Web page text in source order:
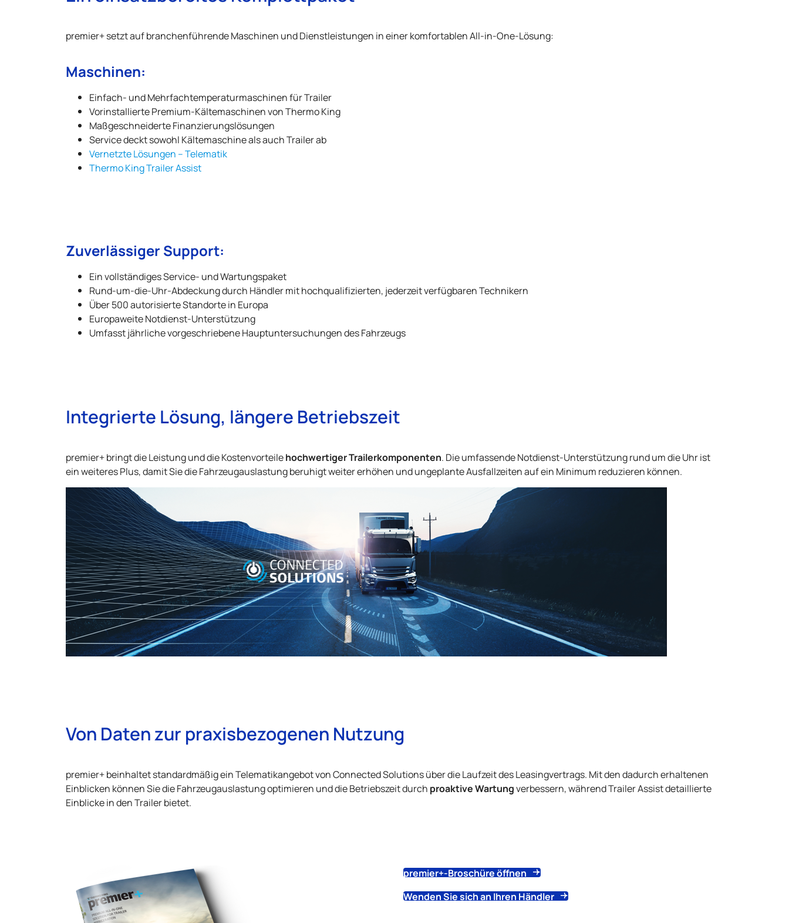
premier+ setzt auf branchenführende Maschinen und Dienstleistungen in einer komfortablen All-in-One-Lösung:
Maschinen:
Einfach- und Mehrfachtemperaturmaschinen für Trailer
Vorinstallierte Premium-Kältemaschinen vonThermo King
Maßgeschneiderte Finanzierungslösungen
Service deckt sowohl Kältemaschine als auch Trailer ab
Vernetzte Lösungen – Telematik
Thermo KingTrailer Assist
Zuverlässiger Support:
Ein vollständiges Service- und Wartungspaket
Rund-um-die-Uhr-Abdeckung durch Händler mit hochqualifizierten, jederzeit verfügbaren Technikern
Über 500 autorisierte Standorte in Europa
Europaweite Notdienst-Unterstützung
Umfasst jährliche vorgeschriebene Hauptuntersuchungen des Fahrzeugs
Integrierte Lösung, längere Betriebszeit
premier+ bringt die Leistung und die Kostenvorteilehochwertiger Trailerkomponenten. Die umfassende Notdienst-Unterstützung rund um die Uhr ist
ein weiteres Plus, damit Sie die Fahrzeugauslastung beruhigt weiter erhöhen und ungeplante Ausfallzeiten auf ein Minimum reduzieren können.
Von Daten zur praxisbezogenen Nutzung
premier+ beinhaltet standardmäßig ein Telematikangebot von Connected Solutions über die Laufzeit des Leasingvertrags. Mit den dadurch erhaltenen
Einblicken können Sie die Fahrzeugauslastung optimieren und die Betriebszeit durch proaktive Wartungverbessern, während Trailer Assist detaillierte
Einblicke in den Trailer bietet.
premier+-Broschüre öffnen
Wenden Sie sich an Ihren Händler